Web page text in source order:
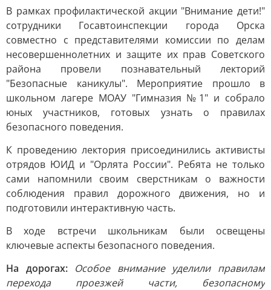
В рамках профилактической акции "Внимание дети!"
сотрудники Госавтоинспекции города Орска
совместно с представителями комиссии по делам
несовершеннолетних и защите их прав Советского
района провели познавательный лекторий
"Безопасные каникулы". Мероприятие прошло в
школьном лагере МОАУ "Гимназия №1" и собрало
юных участников, готовых узнать о правилах
безопасного поведения.
К проведению лектория присоединились активисты
отрядов ЮИД и "Орлята России". Ребята не только
сами напомнили своим сверстникам о важности
соблюдения правил дорожного движения, но и
подготовили интерактивную часть.
В ходе встречи школьникам были освещены
ключевые аспекты безопасного поведения.
На дорогах: Особое внимание уделили правилам
перехода проезжей части, безопасному